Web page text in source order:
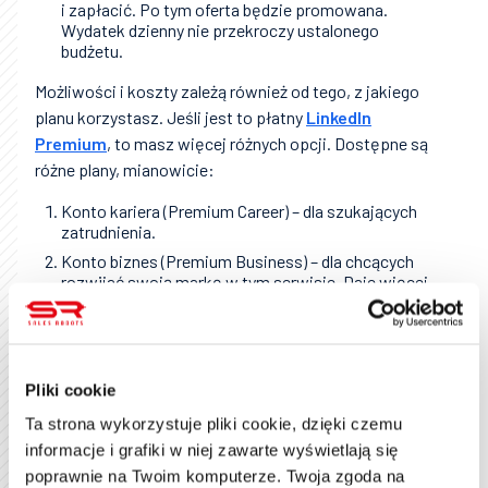
Pliki cookie
Ta strona wykorzystuje pliki cookie, dzięki czemu
informacje i grafiki w niej zawarte wyświetlają się
poprawnie na Twoim komputerze. Twoja zgoda na
i zapłacić. Po tym oferta będzie promowana.
Wydatek dzienny nie przekroczy ustalonego
budżetu.
Możliwości i koszty zależą również od tego, z jakiego
planu korzystasz. Jeśli jest to płatny LinkedIn
Premium, to masz więcej różnych opcji. Dostępne są
różne plany, mianowicie:
Konto kariera (Premium Career) – dla szukających
zatrudnienia.
Konto biznes (Premium Business) – dla chcących
rozwijać swoją markę w tym serwisie. Daje więcej
niż Premium Career.
Konto sprzedaż, nazywane Sales Navigatorem –
Konto zatrudnienie (Recruiter Lite) – dla
rekruterów. Uwaga: w tym przypadku nie dodasz
bezpłatnie oferty pracy. Za to musisz dodatkowo
zapłacić, ale za to możesz utworzyć m.in. 100